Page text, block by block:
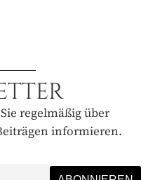
regelmäßig über
informieren.